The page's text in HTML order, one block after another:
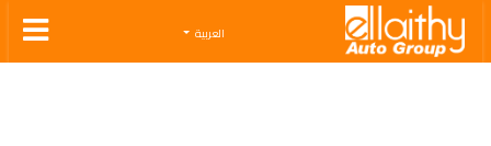
Ellaithy Auto Group
العربية